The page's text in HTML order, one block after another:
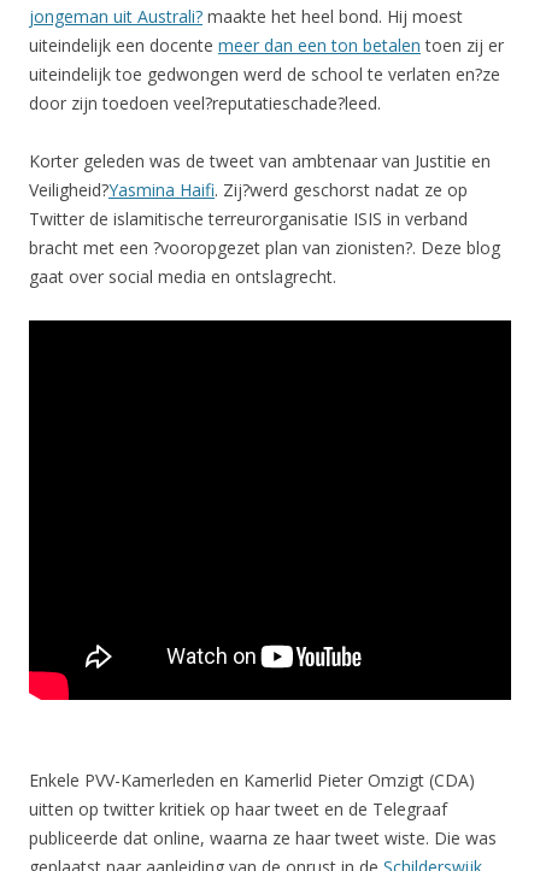
jongeman uit Australi? maakte het heel bond. Hij moest
uiteindelijk een docente meer dan een ton betalen toen zij er
uiteindelijk toe gedwongen werd de school te verlaten en?ze
door zijn toedoen veel?reputatieschade?leed.
Korter geleden was de tweet van ambtenaar van Justitie en
Veiligheid?Yasmina Haifi. Zij?werd geschorst nadat ze op
Twitter de islamitische terreurorganisatie ISIS in verband
bracht met een ?vooropgezet plan van zionisten?. Deze blog
gaat over social media en ontslagrecht.
Enkele PVV-Kamerleden en Kamerlid Pieter Omzigt (CDA)
uitten op twitter kritiek op haar tweet en de Telegraaf
publiceerde dat online, waarna ze haar tweet wiste. Die was